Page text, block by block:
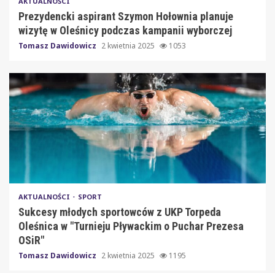
Prezydencki aspirant Szymon Hołownia planuje
wizytę w Oleśnicy podczas kampanii wyborczej
Tomasz Dawidowicz 2 kwietnia 2025 1053
AKTUALNOŚCI SPORT
Sukcesy młodych sportowców z UKP Torpeda
Oleśnica w "Turnieju Pływackim o Puchar Prezesa
OSiR"
Tomasz Dawidowicz 2 kwietnia 2025 1195